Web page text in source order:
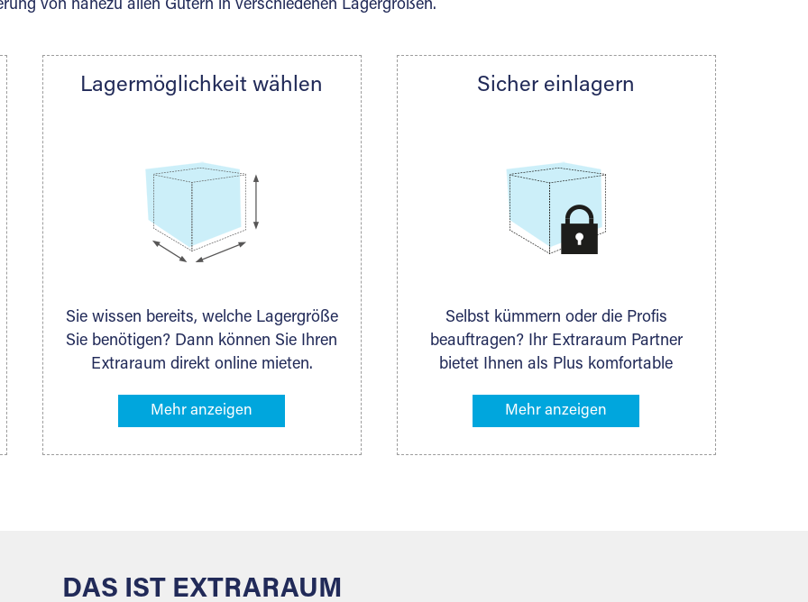
Ihre Nachricht.
von nahezu allen Gütern in verschiedenen Lagergrößen.
Lagermöglichkeit wählen
Sie wissen bereits, welche Lagergröße
Sie benötigen? Dann können Sie Ihren
Extraraum direkt online mieten.
Lagerliste die entsprechenden
möchten – das Volumen wird sofort
weiteren Fragen, die Sie haben.
Sicher einlagern
Selbst kümmern oder die Profis
beauftragen? Ihr Extraraum Partner
bietet Ihnen als Plus komfortable
besonders bequem machen. Dazu
Lieferung von Packmaterial sowie
DAS IST EXTRARAUM